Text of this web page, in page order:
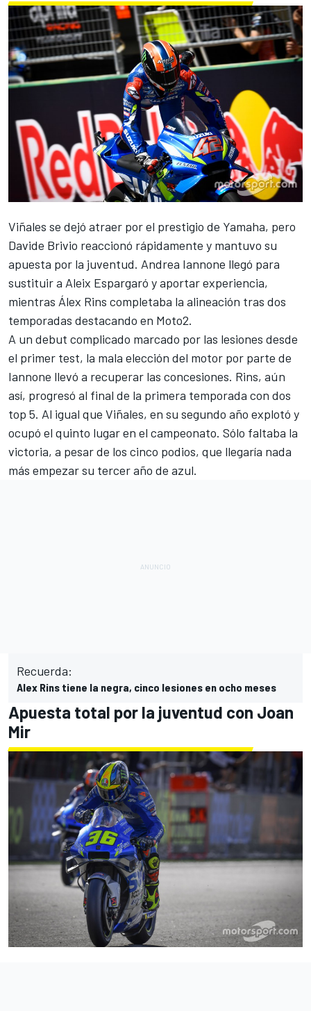
Viñales se dejó atraer por el prestigio de Yamaha, pero
Davide Brivio reaccionó rápidamente y mantuvo su
apuesta por la juventud. Andrea Iannone llegó para
sustituir a Aleix Espargaró y aportar experiencia,
mientras Álex Rins completaba la alineación tras dos
temporadas destacando en Moto2.
A un debut complicado marcado por las lesiones desde
el primer test, la mala elección del motor por parte de
Iannone llevó a recuperar las concesiones. Rins, aún
así, progresó al final de la primera temporada con dos
top 5. Al igual que Viñales, en su segundo año explotó y
ocupó el quinto lugar en el campeonato. Sólo faltaba la
victoria, a pesar de los cinco podios, que llegaría nada
más empezar su tercer año de azul.
Recuerda:
Alex Rins tiene la negra, cinco lesiones en ocho meses
Apuesta total por la juventud con Joan
Mir